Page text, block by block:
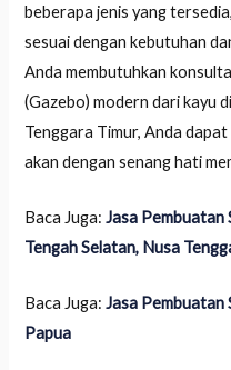
beberapa jenis yang
sesuai dengan kebutuhan
Anda membutuhkan
(Gazebo) modern dari kayu
Tenggara Timur, Anda
akan dengan senang hati
Baca Juga:Jasa Pembuatan
Tengah Selatan, Nusa
Baca Juga:Jasa Pembuatan
Papua